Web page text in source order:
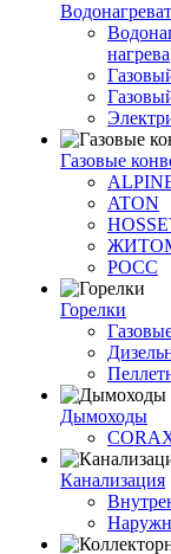
нагрева
Газовые
ATON
РОСС
Горелки
Дымоходы
Канализация